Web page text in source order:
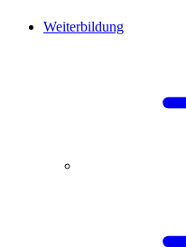
Weiterbildung